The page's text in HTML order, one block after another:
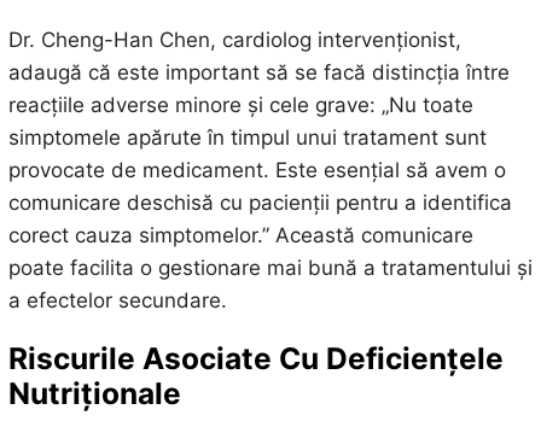
Dr. Cheng-Han Chen, cardiolog intervenționist,
adaugă că este important să se facă distincția între
reacțiile adverse minore și cele grave: „Nu toate
simptomele apărute în timpul unui tratament sunt
provocate de medicament. Este esențial să avem o
comunicare deschisă cu pacienții pentru a identifica
corect cauza simptomelor.” Această comunicare
poate facilita o gestionare mai bună a tratamentului și
a efectelor secundare.
Riscurile Asociate Cu Deficiențele
Nutriționale